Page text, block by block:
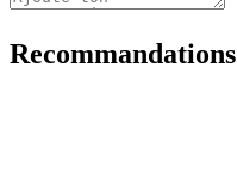
Recommandations